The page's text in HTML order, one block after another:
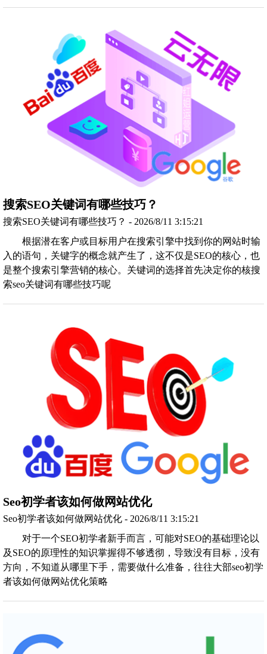
搜索SEO关键词有哪些技巧？
搜索SEO关键词有哪些技巧？ - 2026/8/11 3:15:21
根据潜在客户或目标用户在搜索引擎中找到你的网站时输
入的语句，关键字的概念就产生了，这不仅是SEO的核心，也
是整个搜索引擎营销的核心。关键词的选择首先决定你的核搜
索seo关键词有哪些技巧呢
Seo初学者该如何做网站优化
Seo初学者该如何做网站优化 - 2026/8/11 3:15:21
对于一个SEO初学者新手而言，可能对SEO的基础理论以
及SEO的原理性的知识掌握得不够透彻，导致没有目标，没有
方向，不知道从哪里下手，需要做什么准备，往往大部seo初学
者该如何做网站优化策略